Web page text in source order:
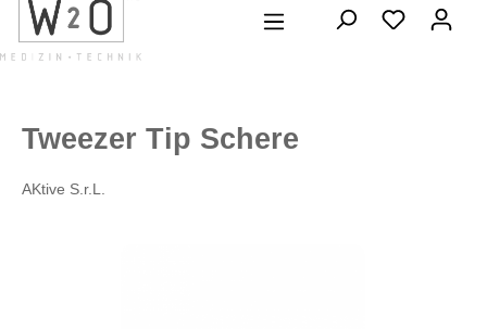
springen
Tweezer Tip Schere
AKtive S.r.L.